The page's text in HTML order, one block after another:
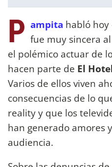
P ampita habló hoy
fue muy sincera
el polémico actuar de
hacen parte de El
Varios de ellos viven
consecuencias de lo
reality y que los
han generado amores
audiencia.